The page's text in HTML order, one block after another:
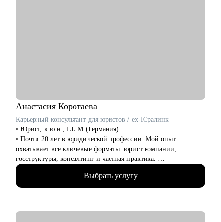
Анастасия Коротаева
Карьерный консультант для юристов / ex-Юралинк
• Юрист, к.ю.н., LL.M (Германия).
• Почти 20 лет в юридической профессии. Мой опыт
охватывает все ключевые форматы: юрист компании,
госструктуры, консалтинг и частная практика.
• Более 14 лет работала с иностранными компаниями со всего
мира, оказывая им юридические услуги в России.
• Автор статей в топовых юридических журналах.
Выбрать услугу